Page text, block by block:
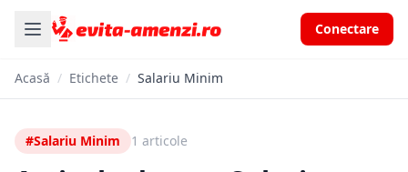
Conectare
Acasă / Etichete / Salariu Minim
#Salariu Minim 1 articole